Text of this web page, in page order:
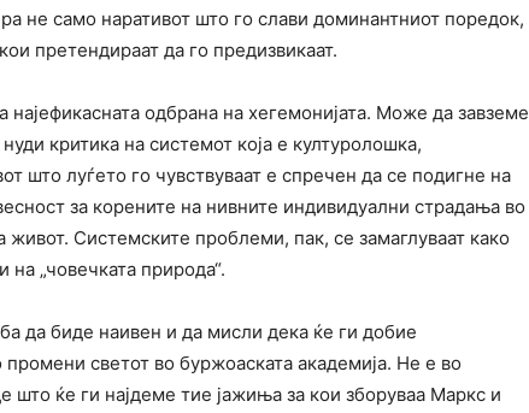
не само наративот што го слави доминантниот поредок,
претендираат да го предизвикаат.
најефикасната одбрана на хегемонијата. Може да завземе
критика на системот која е културолошка,
што луѓето го чувствуваат е спречен да се подигне на
за корените на нивните индивидуални страдања во
Системските проблеми, пак, се замаглуваат како
„човечката природа“.
да биде наивен и да мисли дека ќе ги добие
промени светот во буржоаската академија. Не е во
што ќе ги најдеме тие јажиња за кои зборуваа Маркс и